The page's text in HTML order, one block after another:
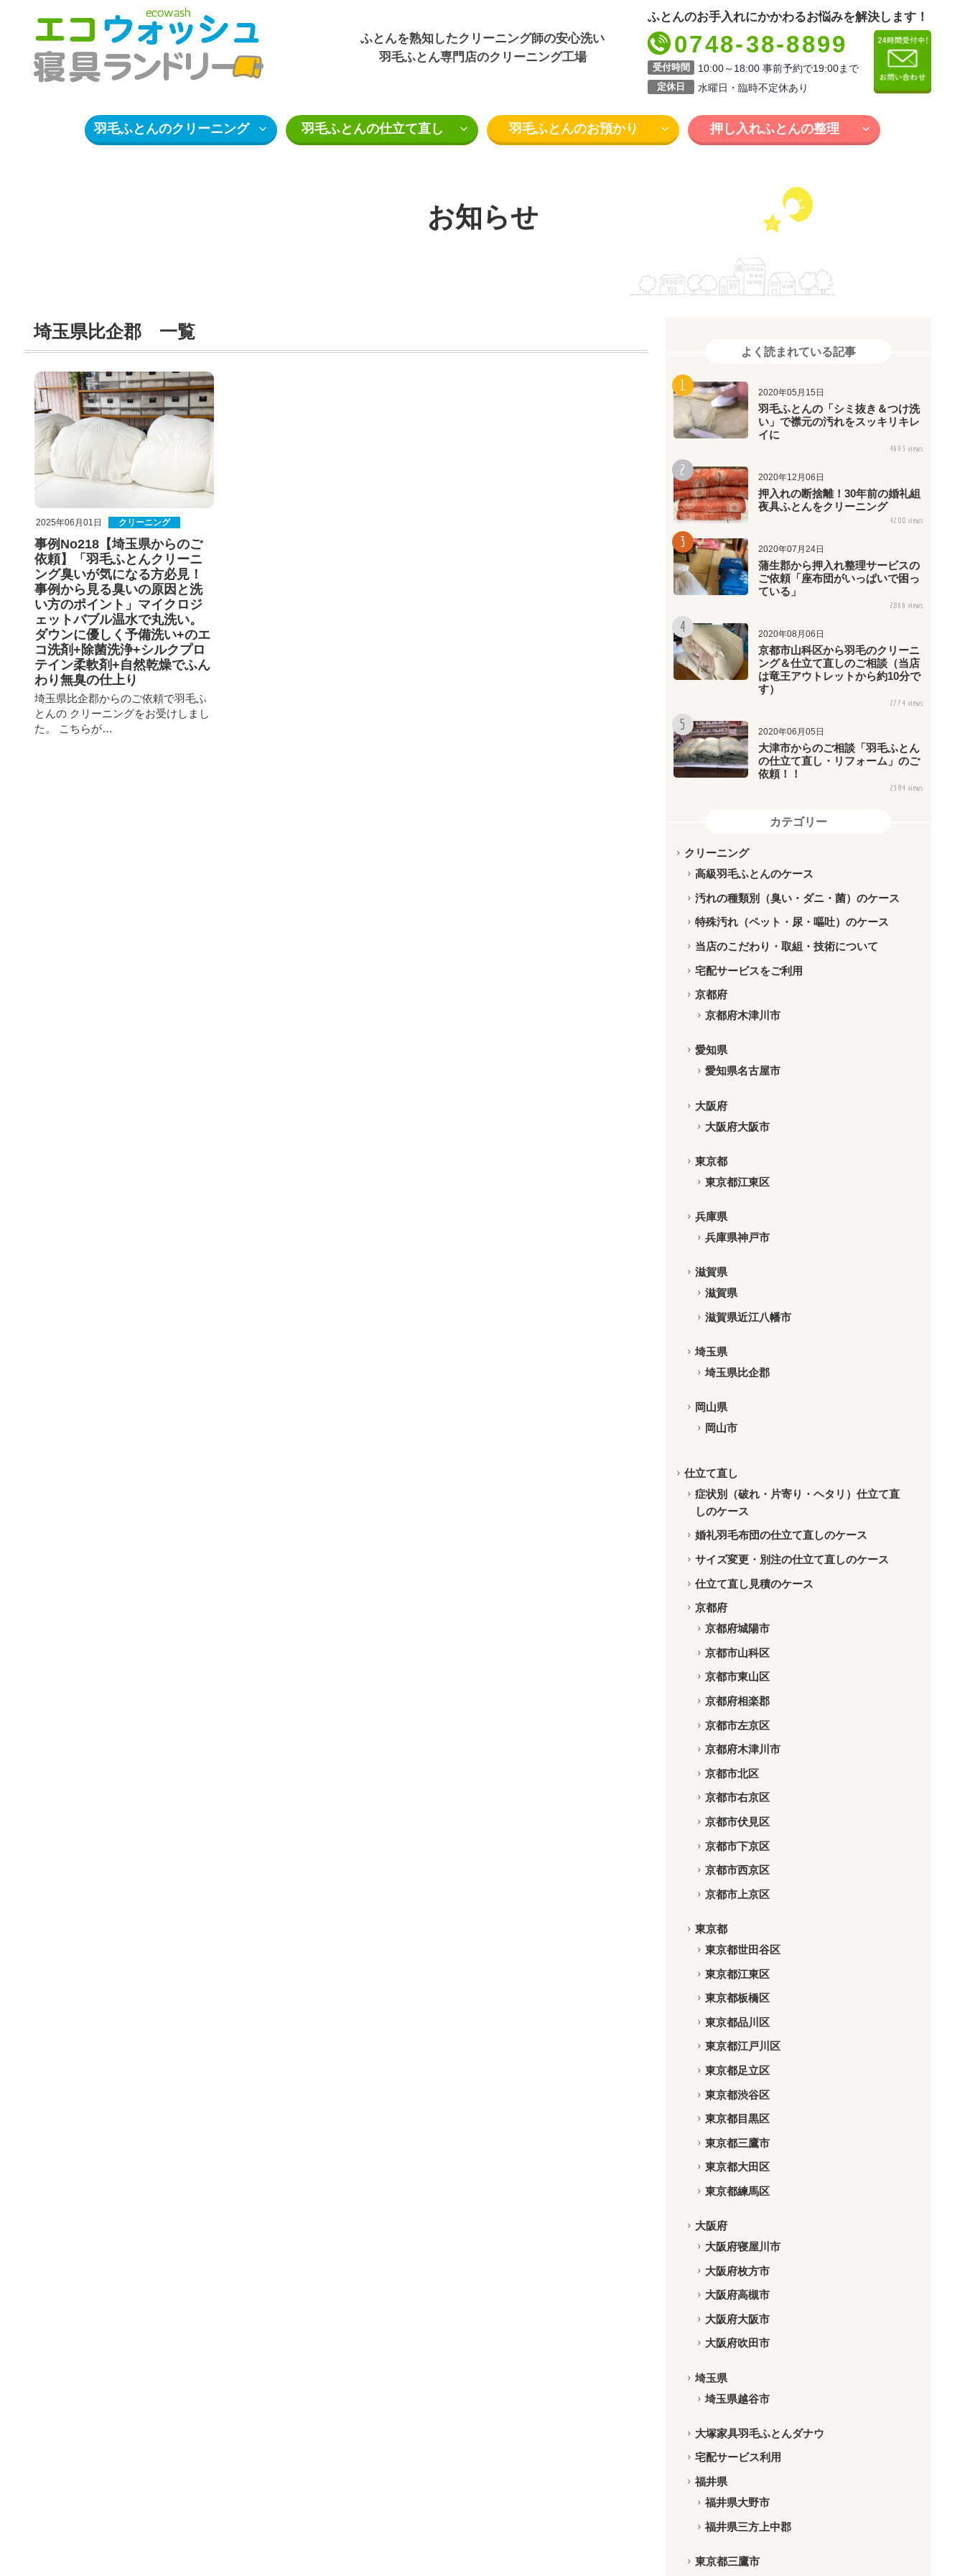
ふとんを熟知したクリーニング師の安心洗い
羽毛ふとん専門店のクリーニング工場
ふとんのお手入れにかかわるお悩みを解決します！
0748-38-8899
受付時間 10:00～18:00 事前予約で19:00まで
定休日 水曜日・臨時不定休あり
羽毛ふとんのクリーニング 羽毛ふとんの仕立て直し 羽毛ふとんのお預かり 押し入れふとんの整理
お知らせ
埼玉県比企郡 一覧
2025年06月01日 クリーニング
事例No218【埼玉県からのご
依頼】「羽毛ふとんクリーニ
ング臭いが気になる方必見！
事例から見る臭いの原因と洗
い方のポイント」マイクロジ
ェットバブル温水で丸洗い。
ダウンに優しく予備洗い+のエ
コ洗剤+除菌洗浄+シルクプロ
テイン柔軟剤+自然乾燥でふん
わり無臭の仕上り
埼玉県比企郡からのご依頼で羽毛ふ
とんの クリーニングをお受けしまし
た。 こちらが…
よく読まれている記事
2020年05月15日
羽毛ふとんの「シミ抜き＆つけ洗
い」で襟元の汚れをスッキリキレ
イに
4693 views
2020年12月06日
押入れの断捨離！30年前の婚礼組
夜具ふとんをクリーニング
4200 views
2020年07月24日
蒲生郡から押入れ整理サービスの
ご依頼「座布団がいっぱいで困っ
ている」
2866 views
2020年08月06日
京都市山科区から羽毛のクリーニ
ング＆仕立て直しのご相談（当店
は竜王アウトレットから約10分で
す）
2774 views
2020年06月05日
大津市からのご相談「羽毛ふとん
の仕立て直し・リフォーム」のご
依頼！！
2384 views
カテゴリー
クリーニング
高級羽毛ふとんのケース
汚れの種類別（臭い・ダニ・菌）のケース
特殊汚れ（ペット・尿・嘔吐）のケース
当店のこだわり・取組・技術について
宅配サービスをご利用
京都府
京都府木津川市
愛知県
愛知県名古屋市
大阪府
大阪府大阪市
東京都
東京都江東区
兵庫県
兵庫県神戸市
滋賀県
滋賀県
滋賀県近江八幡市
埼玉県
埼玉県比企郡
岡山県
岡山市
仕立て直し
症状別（破れ・片寄り・ヘタリ）仕立て直
しのケース
婚礼羽毛布団の仕立て直しのケース
サイズ変更・別注の仕立て直しのケース
仕立て直し見積のケース
京都府
京都府城陽市
京都市山科区
京都市東山区
京都府相楽郡
京都市左京区
京都府木津川市
京都市北区
京都市右京区
京都市伏見区
京都市下京区
京都市西京区
京都市上京区
東京都
東京都世田谷区
東京都江東区
東京都板橋区
東京都品川区
東京都江戸川区
東京都足立区
東京都渋谷区
東京都目黒区
東京都三鷹市
東京都大田区
東京都練馬区
大阪府
大阪府寝屋川市
大阪府枚方市
大阪府高槻市
大阪府大阪市
大阪府吹田市
埼玉県
埼玉県越谷市
大塚家具羽毛ふとんダナウ
宅配サービス利用
福井県
福井県大野市
福井県三方上中郡
東京都三鷹市